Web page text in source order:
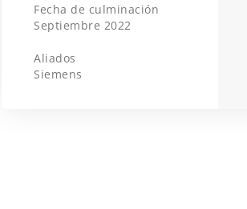
Fecha de culminación
Septiembre 2022
Aliados
Siemens